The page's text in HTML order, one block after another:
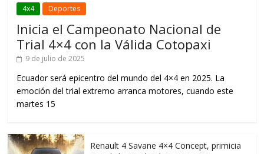
4x4 Deportes
Inicia el Campeonato Nacional de
Trial 4×4 con la Válida Cotopaxi
9 de julio de 2025
Ecuador será epicentro del mundo del 4×4 en 2025. La
emoción del trial extremo arranca motores, cuando este
martes 15
Renault 4 Savane 4×4 Concept, primicia